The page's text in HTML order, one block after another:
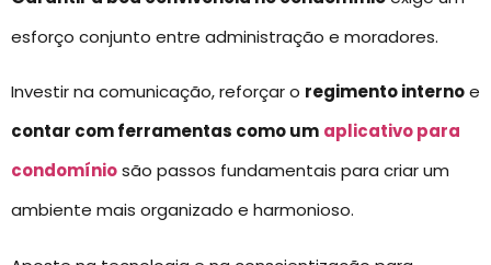
esforço conjunto entre administração e moradores.
Investir na comunicação, reforçar o regimento internoe
contar com ferramentas como um aplicativo para
condomíniosão passos fundamentais para criar um
ambiente mais organizado e harmonioso.